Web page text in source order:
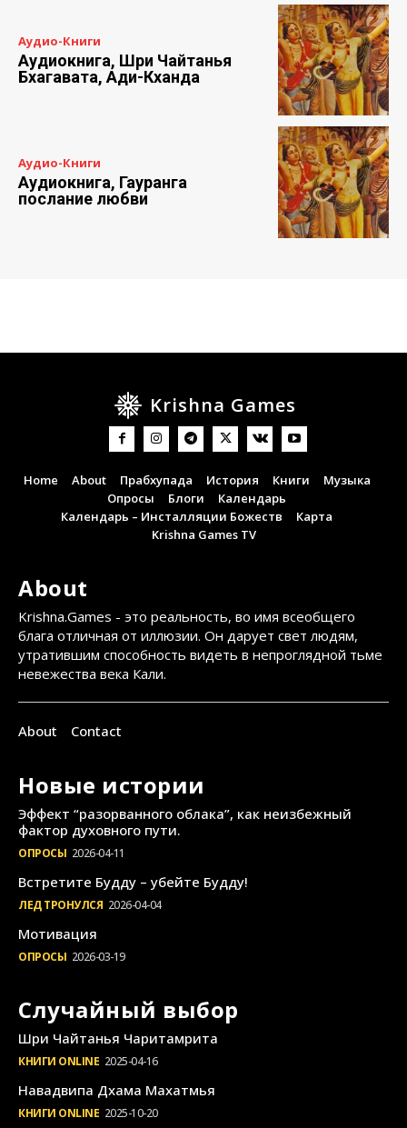
Аудио-Книги
Аудиокнига, Шри Чайтанья
Бхагавата, Ади-Кханда
Аудио-Книги
Аудиокнига, Гауранга
послание любви
Krishna Games
Home About Прабхупада История Книги
Музыка
Опросы
Блоги
Календарь
Календарь – Инсталляции Божеств
Карта
Krishna Games TV
About
Krishna.Games - это реальность, во имя всеобщего
блага отличная от иллюзии. Он дарует свет людям,
утратившим способность видеть в непроглядной тьме
невежества века Кали.
About Contact
Новые истории
Эффект “разорванного облака”, как неизбежный
фактор духовного пути.
ОПРОСЫ 2026-04-11
Встретите Будду – убейте Будду!
ЛЕД ТРОНУЛСЯ 2026-04-04
Мотивация
ОПРОСЫ 2026-03-19
Случайный выбор
Шри Чайтанья Чаритамрита
КНИГИ ONLINE 2025-04-16
Навадвипа Дхама Махатмья
КНИГИ ONLINE 2025-10-20